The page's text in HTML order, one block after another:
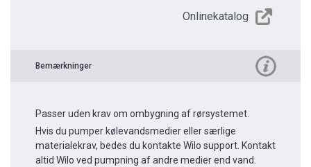
Onlinekatalog
Bemærkninger
Passer uden krav om ombygning af rørsystemet.
Hvis du pumper kølevandsmedier eller særlige
materialekrav, bedes du kontakte Wilo support. Kontakt
altid Wilo ved pumpning af andre medier end vand.